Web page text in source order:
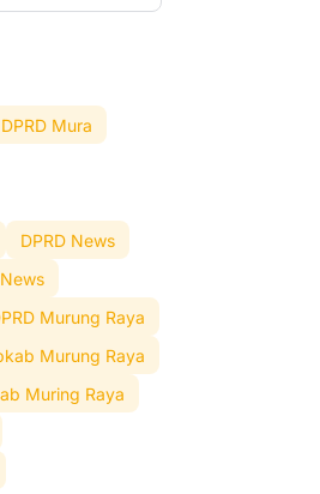
DPRD Mura
DPRD News
News
Murung Raya
Murung Raya
Muring Raya